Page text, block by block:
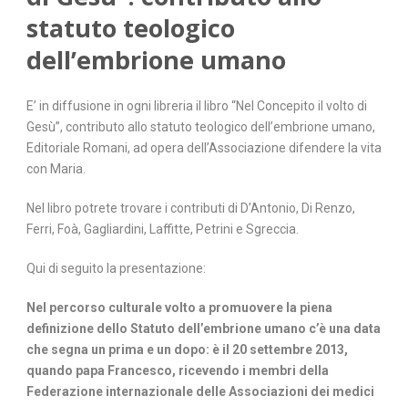
statuto teologico
dell’embrione umano
E’ in diffusione in ogni libreria il libro “Nel Concepito il volto di
Gesù”, contributo allo statuto teologico dell’embrione umano,
Editoriale Romani, ad opera dell’Associazione difendere la vita
con Maria.
Nel libro potrete trovare i contributi di D’Antonio, Di Renzo,
Ferri, Foà, Gagliardini, Laffitte, Petrini e Sgreccia.
Qui di seguito la presentazione:
Nel percorso culturale volto a promuovere la piena
definizione dello Statuto dell’embrione umano c’è una data
che segna un prima e un dopo: è il 20 settembre 2013,
quando papa Francesco, ricevendo i membri della
Federazione internazionale delle Associazioni dei medici